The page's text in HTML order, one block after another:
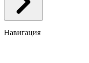
Навигация